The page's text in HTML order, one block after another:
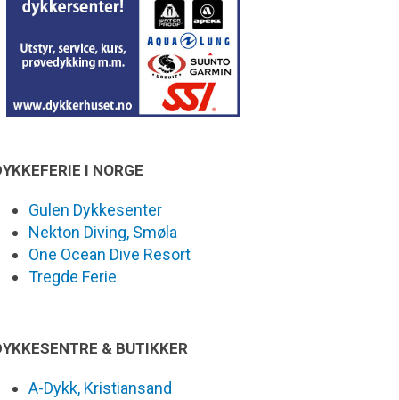
I NORGE
Gulen Dykkesenter
Nekton Diving, Smøla
One Ocean Dive Resort
Tregde Ferie
& BUTIKKER
A-Dykk, Kristiansand